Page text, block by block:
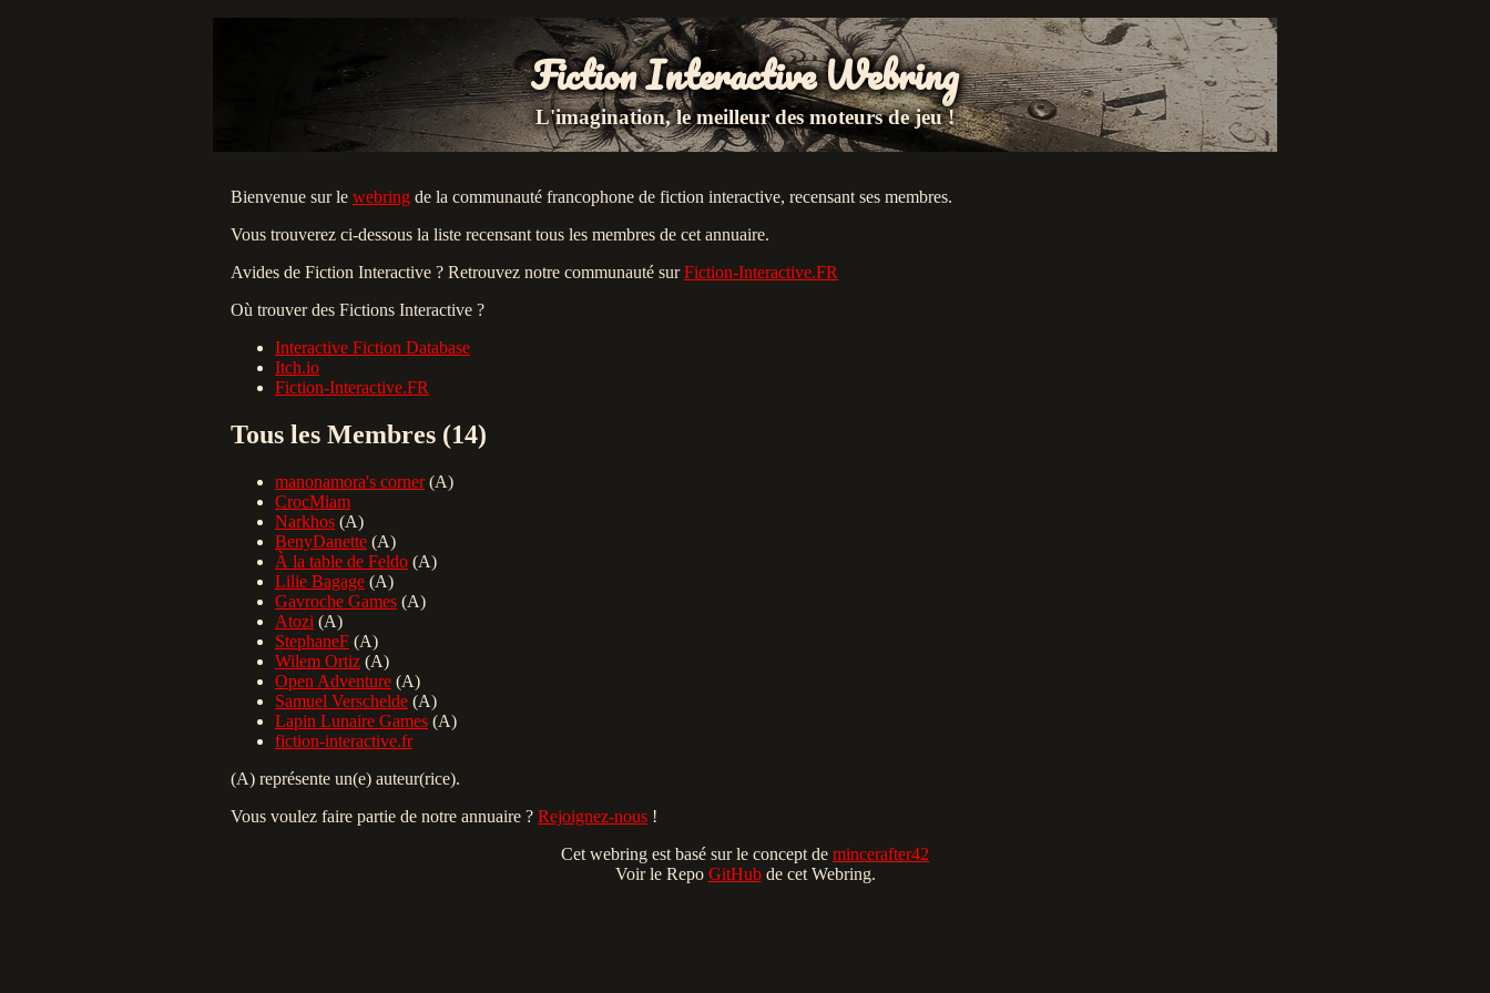
Fiction Interactive Webring
L'imagination, le meilleur des moteurs de jeu !
Bienvenue sur le webring de la communauté francophone de fiction interactive, recensant ses membres.
Vous trouverez ci-dessous la liste recensant tous les membres de cet annuaire.
Avides de Fiction Interactive‎ ? Retrouvez notre communauté surFiction-Interactive.FR
Où trouver des Fictions Interactive ?
Interactive Fiction Database
Itch.io
Fiction-Interactive.FR
Tous les Membres (14)
manonamora's corner(A)
CrocMiam
Narkhos (A)
BenyDanette (A)
À la table de Feldo (A)
Lilie Bagage (A)
Gavroche Games (A)
Atozi (A)
StephaneF (A)
Wilem Ortiz (A)
Open Adventure (A)
Samuel Verschelde (A)
Lapin Lunaire Games (A)
fiction-interactive.fr
(A) représente un(e) auteur(rice).
Vous voulez faire partie de notre annuaire‎ ? Rejoignez-nous ‎ !
Cet webring est basé sur le concept de mincerafter42
Voir le Repo GitHubde cet Webring.